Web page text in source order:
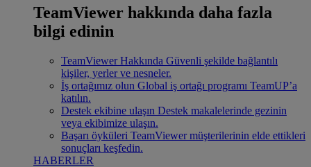
TeamViewer hakkında daha fazla
bilgi edinin
TeamViewer Hakkında Güvenli şekilde bağlantılı
kişiler, yerler ve nesneler.
İş ortağımız olun Global iş ortağı programı TeamUP’a
katılın.
Destek ekibine ulaşın Destek makalelerinde gezinin
veya ekibimize ulaşın.
Başarı öyküleri TeamViewer müşterilerinin elde ettikleri
sonuçları keşfedin.
HABERLER